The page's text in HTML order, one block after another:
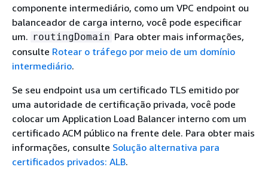
componente intermediário, como um VPC endpoint ou
balanceador de carga interno, você pode especificar
um. routingDomain Para obter mais informações,
consulte Rotear o tráfego por meio de um domínio
intermediário.
Se seu endpoint usa um certificado TLS emitido por
uma autoridade de certificação privada, você pode
colocar um Application Load Balancer interno com um
certificado ACM público na frente dele. Para obter mais
informações, consulte Solução alternativa para
certificados privados: ALB.